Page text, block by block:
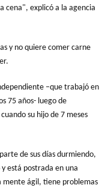
cena", explicó a la agencia
y no quiere comer carne
–que trabajó en
75 años- luego de
su hijo de 7 meses
de sus días durmiendo,
está postrada en una
mente ágil, tiene problemas